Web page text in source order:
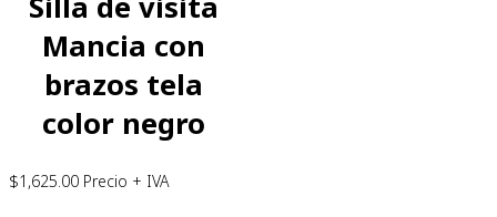
Mancia con
brazos tela
color negro
$1,625.00 Precio + IVA